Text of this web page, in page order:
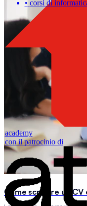
con il patrocinio di
Come scrivere un
La struttura, gli errori da
primi 30 secondi di